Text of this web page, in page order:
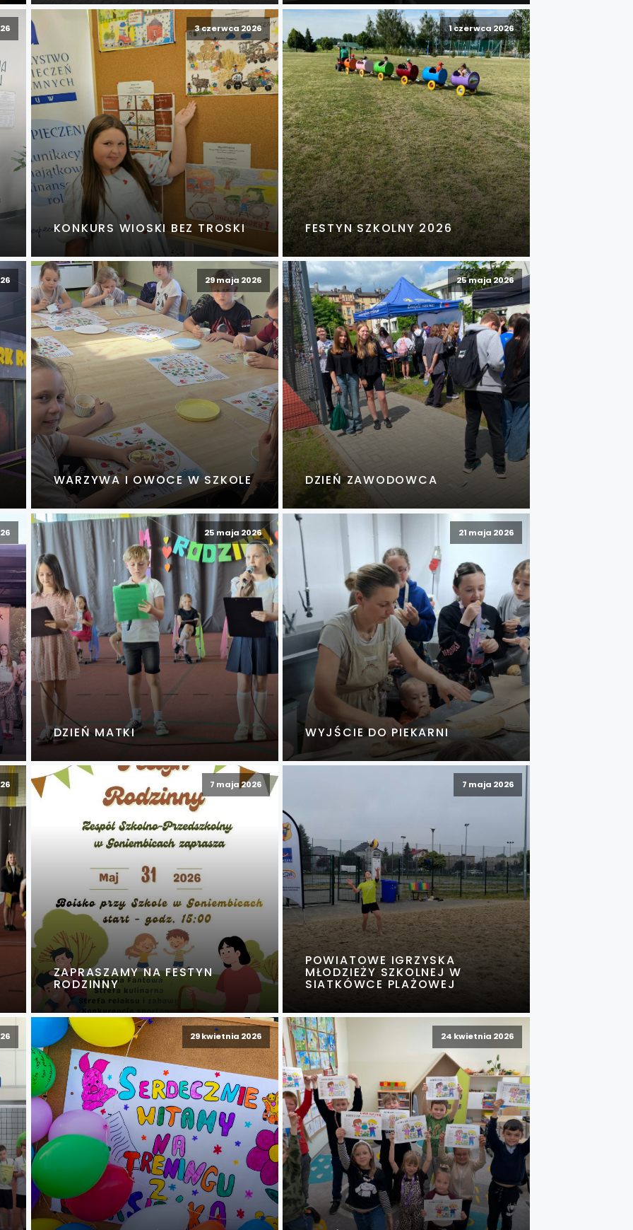
3 czerwca 2026
KONKURS WIOSKI BEZ TROSKI
1 czerwca 2026
FESTYN SZKOLNY 2026
29 maja 2026
WARZYWA I OWOCE W SZKOLE
25 maja 2026
DZIEŃ ZAWODOWCA
25 maja 2026
DZIEŃ MATKI
21 maja 2026
WYJŚCIE DO PIEKARNI
7 maja 2026
ZAPRASZAMY NA FESTYN
RODZINNY
7 maja 2026
POWIATOWE IGRZYSKA
MŁODZIEŻY SZKOLNEJ W
SIATKÓWCE PLAŻOWEJ
29 kwietnia 2026 24 kwietnia 2026